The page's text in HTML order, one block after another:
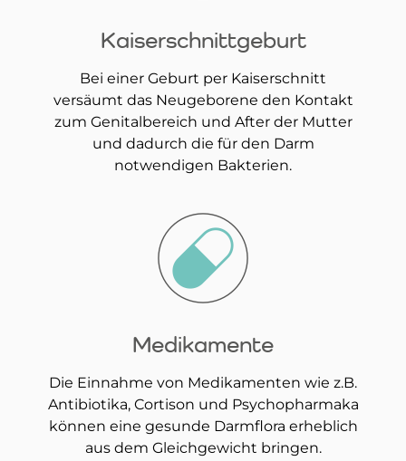
Kaiserschnittgeburt
Bei einer Geburt per Kaiserschnitt
versäumt das Neugeborene den Kontakt
zum Genitalbereich und After der Mutter
und dadurch die für den Darm
notwendigen Bakterien.
Medikamente
Die Einnahme von Medikamenten wie z.B.
Antibiotika, Cortison und Psychopharmaka
können eine gesunde Darmflora erheblich
aus dem Gleichgewicht bringen.